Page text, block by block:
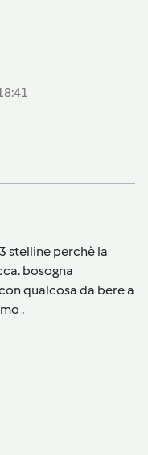
stelline perchè la
bosogna
qualcosa da bere a
.